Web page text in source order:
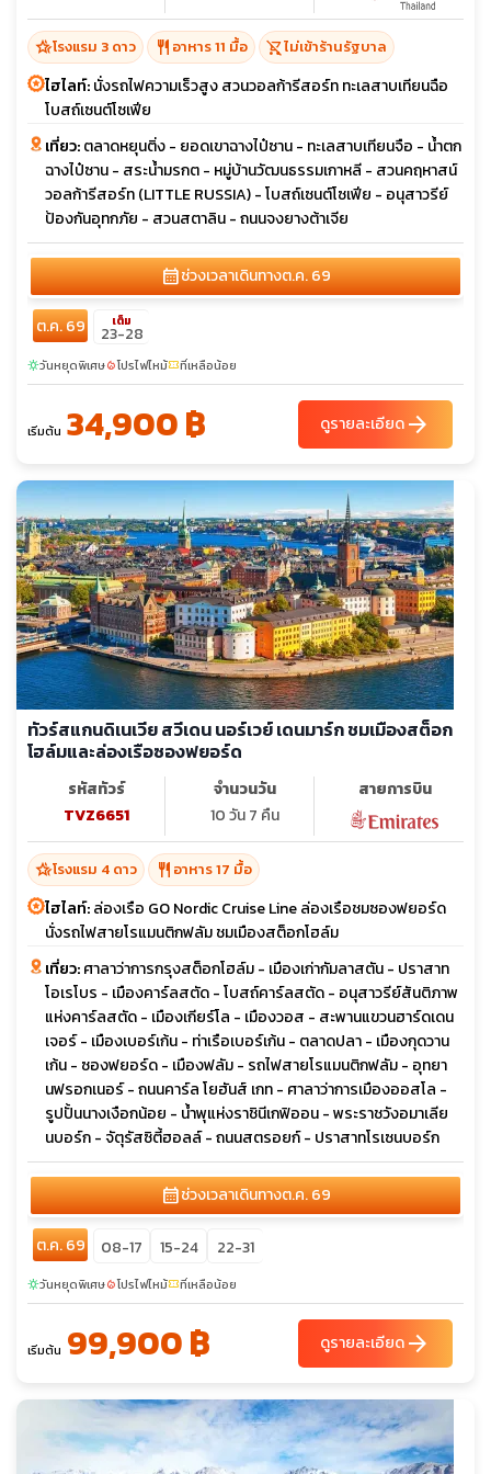
hotel_classโรงแรม 3 ดาว restaurant อาหาร 11 มื้อ shopping_cart_offไม่เข้าร้านรัฐบาล
ไฮไลท์:นั่งรถไฟความเร็วสูง สวนวอลก้ารีสอร์ท ทะเลสาบเทียนฉือ
โบสถ์เซนต์โซเฟีย
เที่ยว:ตลาดหยุนติ่ง - ยอดเขาฉางไป๋ซาน - ทะเลสาบเทียนจือ - น้ำตก
ฉางไป๋ซาน - สระน้ำมรกต - หมู่บ้านวัฒนธรรมเกาหลี - สวนคฤหาสน์
วอลก้ารีสอร์ท (LITTLE RUSSIA) - โบสถ์เซนต์โซเฟีย - อนุสาวรีย์
ป้องกันอุทกภัย - สวนสตาลิน - ถนนจงยางต้าเจีย
calendar_monthช่วงเวลาเดินทางต.ค. 69
ต.ค. 69 เต็ม
23-28
sunnyวันหยุดพิเศษlocal_fire_departmentโปรไฟไหม้confirmation_numberที่เหลือน้อย
เริ่มต้น 34,900 ฿ ดูรายละเอียดarrow_forward
ทัวร์สแกนดิเนเวีย สวีเดน นอร์เวย์ เดนมาร์ก ชมเมืองสต็อก
โฮล์มและล่องเรือซองฟยอร์ด
รหัสทัวร์
TVZ6651
จำนวนวัน
10 วัน 7 คืน
สายการบิน
hotel_classโรงแรม 4 ดาว restaurant อาหาร 17 มื้อ
ไฮไลท์:ล่องเรือ GO Nordic Cruise Line ล่องเรือชมซองฟยอร์ด
นั่งรถไฟสายโรแมนติกฟลัม ชมเมืองสต็อกโฮล์ม
เที่ยว:ศาลาว่าการกรุงสต็อกโฮล์ม - เมืองเก่ากัมลาสตัน - ปราสาท
โอเรโบร - เมืองคาร์ลสตัด - โบสถ์คาร์ลสตัด - อนุสาวรีย์สันติภาพ
แห่งคาร์ลสตัด - เมืองเกียร์โล - เมืองวอส - สะพานแขวนฮาร์ดเดน
เจอร์ - เมืองเบอร์เก้น - ท่าเรือเบอร์เก้น - ตลาดปลา - เมืองกุดวาน
เก้น - ซองฟยอร์ด - เมืองฟลัม - รถไฟสายโรแมนติกฟลัม - อุทยา
นฟรอกเนอร์ - ถนนคาร์ล โยฮันส์ เกท - ศาลาว่าการเมืองออสโล -
รูปปั้นนางเงือกน้อย - น้ำพุแห่งราชินีเกฟิออน - พระราชวังอมาเลีย
นบอร์ก - จัตุรัสซิตี้ฮอลล์ - ถนนสตรอยก์ - ปราสาทโรเซนบอร์ก
calendar_monthช่วงเวลาเดินทางต.ค. 69
ต.ค. 69 08-17 15-24 22-31
sunnyวันหยุดพิเศษlocal_fire_departmentโปรไฟไหม้confirmation_numberที่เหลือน้อย
เริ่มต้น 99,900 ฿ ดูรายละเอียดarrow_forward